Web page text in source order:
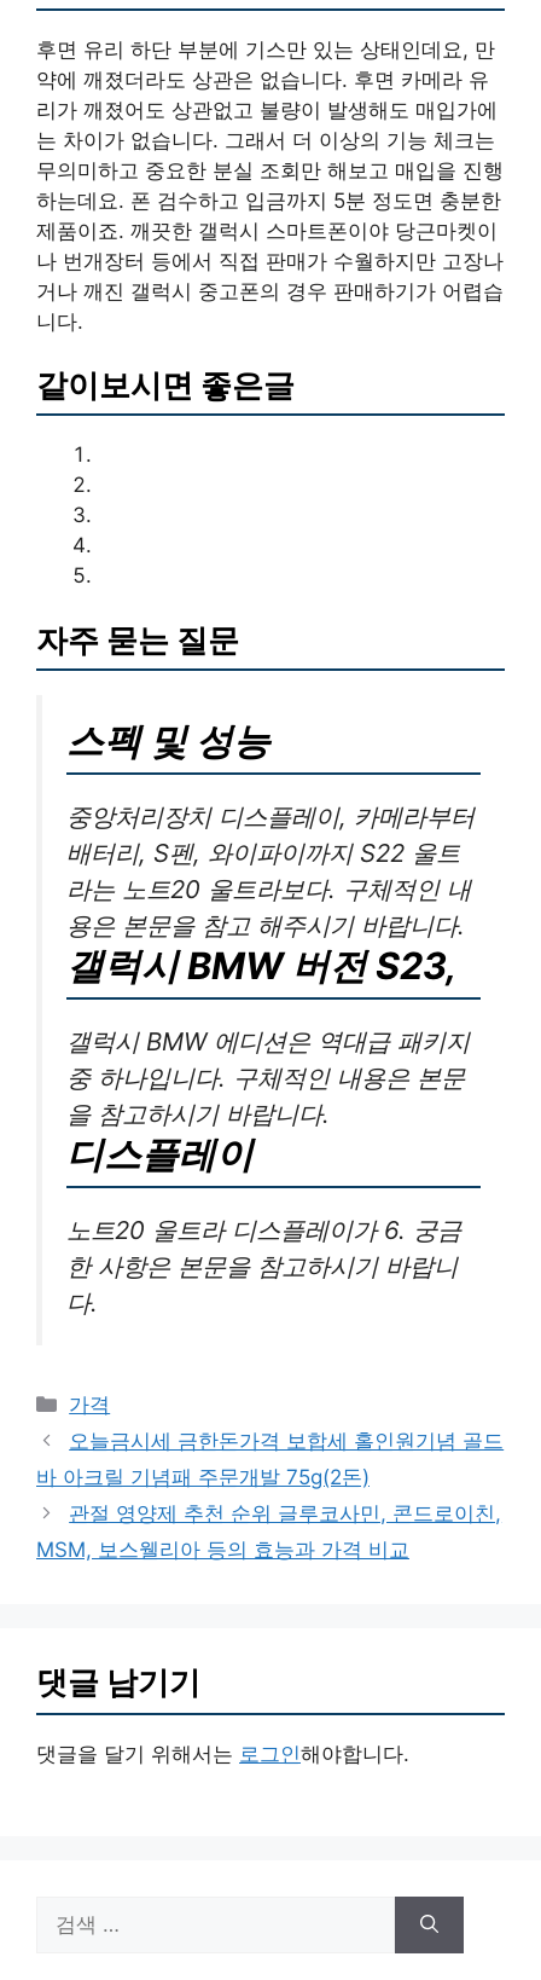
후면 유리 하단 부분에 기스만 있는 상태인데요, 만
약에 깨졌더라도 상관은 없습니다. 후면 카메라 유
리가 깨졌어도 상관없고 불량이 발생해도 매입가에
는 차이가 없습니다. 그래서 더 이상의 기능 체크는
무의미하고 중요한 분실 조회만 해보고 매입을 진행
하는데요. 폰 검수하고 입금까지 5분 정도면 충분한
제품이죠. 깨끗한 갤럭시 스마트폰이야 당근마켓이
나 번개장터 등에서 직접 판매가 수월하지만 고장나
거나 깨진 갤럭시 중고폰의 경우 판매하기가 어렵습
니다.
같이보시면 좋은글
자주 묻는 질문
스펙 및 성능
중앙처리장치 디스플레이, 카메라부터
배터리, S펜, 와이파이까지 S22 울트
라는 노트20 울트라보다. 구체적인 내
용은 본문을 참고 해주시기 바랍니다.
갤럭시 BMW 버전 S23,
갤럭시 BMW 에디션은 역대급 패키지
중 하나입니다. 구체적인 내용은 본문
을 참고하시기 바랍니다.
디스플레이
노트20 울트라 디스플레이가 6. 궁금
한 사항은 본문을 참고하시기 바랍니
다.
카
테
리
가격
오늘금시세 금한돈가격 보합세 홀인원기념 골드
바 아크릴 기념패 주문개발 75g(2돈)
관절 영양제 추천 순위 글루코사민, 콘드로이친,
MSM, 보스웰리아 등의 효능과 가격 비교
댓글 남기기
댓글을 달기 위해서는 로그인해야합니다.
색: